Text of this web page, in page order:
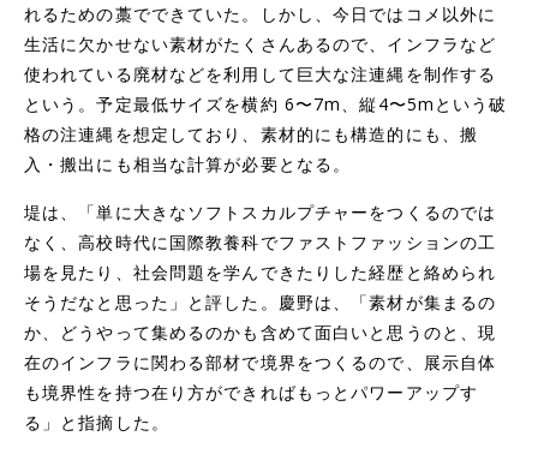
れるための藁でできていた。しかし、今日ではコメ以外に
生活に欠かせない素材がたくさんあるので、インフラなど
使われている廃材などを利用して巨大な注連縄を制作する
という。予定最低サイズを横約 6〜7m、縦4〜5mという破
格の注連縄を想定しており、素材的にも構造的にも、搬
入・搬出にも相当な計算が必要となる。
堤は、「単に大きなソフトスカルプチャーをつくるのでは
なく、高校時代に国際教養科でファストファッションの工
場を見たり、社会問題を学んできたりした経歴と絡められ
そうだなと思った」と評した。慶野は、「素材が集まるの
か、どうやって集めるのかも含めて面白いと思うのと、現
在のインフラに関わる部材で境界をつくるので、展示自体
も境界性を持つ在り方ができればもっとパワーアップす
る」と指摘した。